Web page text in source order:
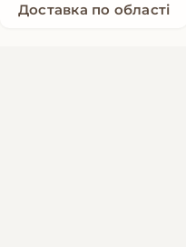
Доставка по області